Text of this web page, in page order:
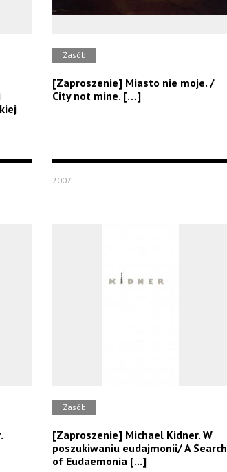
Zasób
[Zaproszenie] Miasto nie moje. /
City not mine. […]
2007
Zasób
[Zaproszenie] Michael Kidner. W
poszukiwaniu eudajmonii/ A Search
of Eudaemonia [...]